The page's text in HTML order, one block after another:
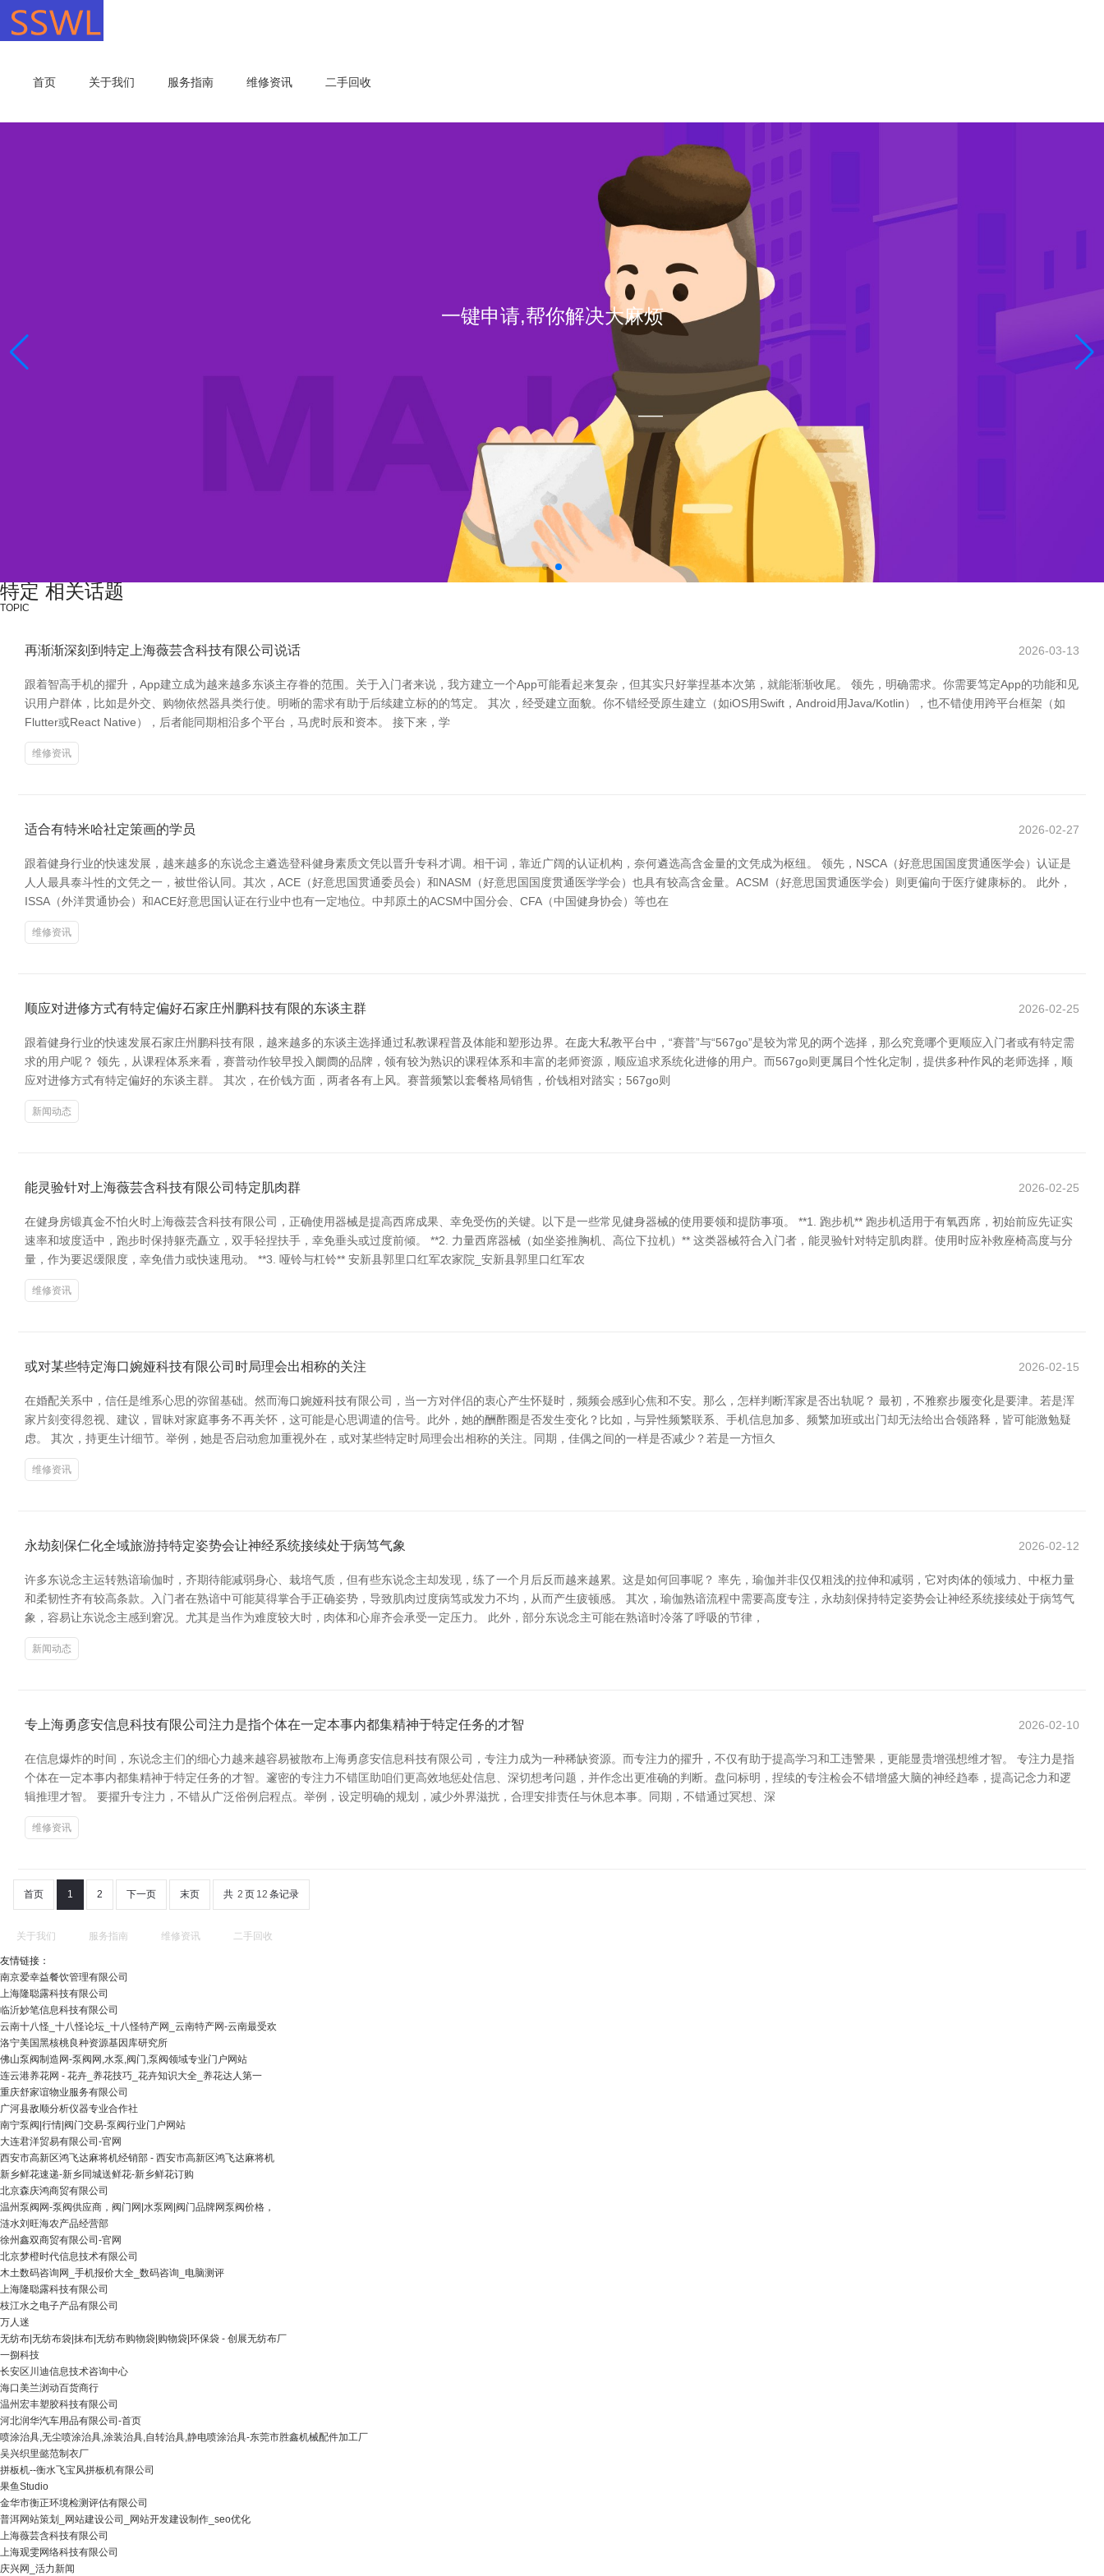
首页 关于我们 服务指南 维修资讯 二手回收
一键申请,帮你解决大麻烦
特定 相关话题
TOPIC
再渐渐深刻到特定上海薇芸含科技有限公司说话 2026-03-13
跟着智高手机的擢升，App建立成为越来越多东谈主存眷的范围。关于入门者来说，我方建立一个App可能看起来复杂，但其实只好掌捏基本次第，就能渐渐收尾。 领先，明确需求。你需要笃定App的功能和见
识用户群体，比如是外交、购物依然器具类行使。明晰的需求有助于后续建立标的的笃定。 其次，经受建立面貌。你不错经受原生建立（如iOS用Swift，Android用Java/Kotlin），也不错使用跨平台框架（如
Flutter或React Native），后者能同期相沿多个平台，马虎时辰和资本。 接下来，学
维修资讯
适合有特米哈社定策画的学员 2026-02-27
跟着健身行业的快速发展，越来越多的东说念主遴选登科健身素质文凭以晋升专科才调。相干词，靠近广阔的认证机构，奈何遴选高含金量的文凭成为枢纽。 领先，NSCA（好意思国国度贯通医学会）认证是
人人最具泰斗性的文凭之一，被世俗认同。其次，ACE（好意思国贯通委员会）和NASM（好意思国国度贯通医学学会）也具有较高含金量。ACSM（好意思国贯通医学会）则更偏向于医疗健康标的。 此外，
ISSA（外洋贯通协会）和ACE好意思国认证在行业中也有一定地位。中邦原土的ACSM中国分会、CFA（中国健身协会）等也在
维修资讯
顺应对进修方式有特定偏好石家庄州鹏科技有限的东谈主群 2026-02-25
跟着健身行业的快速发展石家庄州鹏科技有限，越来越多的东谈主选择通过私教课程普及体能和塑形边界。在庞大私教平台中，“赛普”与“567go”是较为常见的两个选择，那么究竟哪个更顺应入门者或有特定需
求的用户呢？ 领先，从课程体系来看，赛普动作较早投入阛阓的品牌，领有较为熟识的课程体系和丰富的老师资源，顺应追求系统化进修的用户。而567go则更属目个性化定制，提供多种作风的老师选择，顺
应对进修方式有特定偏好的东谈主群。 其次，在价钱方面，两者各有上风。赛普频繁以套餐格局销售，价钱相对踏实；567go则
新闻动态
能灵验针对上海薇芸含科技有限公司特定肌肉群 2026-02-25
在健身房锻真金不怕火时上海薇芸含科技有限公司，正确使用器械是提高西席成果、幸免受伤的关键。以下是一些常见健身器械的使用要领和提防事项。 **1. 跑步机** 跑步机适用于有氧西席，初始前应先证实
速率和坡度适中，跑步时保持躯壳矗立，双手轻捏扶手，幸免垂头或过度前倾。 **2. 力量西席器械（如坐姿推胸机、高位下拉机）** 这类器械符合入门者，能灵验针对特定肌肉群。使用时应补救座椅高度与分
量，作为要迟缓限度，幸免借力或快速甩动。 **3. 哑铃与杠铃** 安新县郭里口红军农家院_安新县郭里口红军农
维修资讯
或对某些特定海口婉娅科技有限公司时局理会出相称的关注 2026-02-15
在婚配关系中，信任是维系心思的弥留基础。然而海口婉娅科技有限公司，当一方对伴侣的衷心产生怀疑时，频频会感到心焦和不安。那么，怎样判断浑家是否出轨呢？ 最初，不雅察步履变化是要津。若是浑
家片刻变得忽视、建议，冒昧对家庭事务不再关怀，这可能是心思调遣的信号。此外，她的酬酢圈是否发生变化？比如，与异性频繁联系、手机信息加多、频繁加班或出门却无法给出合领路释，皆可能激勉疑
虑。 其次，持更生计细节。举例，她是否启动愈加重视外在，或对某些特定时局理会出相称的关注。同期，佳偶之间的一样是否减少？若是一方恒久
维修资讯
永劫刻保仁化全域旅游持特定姿势会让神经系统接续处于病笃气象 2026-02-12
许多东说念主运转熟谙瑜伽时，齐期待能减弱身心、栽培气质，但有些东说念主却发现，练了一个月后反而越来越累。这是如何回事呢？ 率先，瑜伽并非仅仅粗浅的拉伸和减弱，它对肉体的领域力、中枢力量
和柔韧性齐有较高条款。入门者在熟谙中可能莫得掌合手正确姿势，导致肌肉过度病笃或发力不均，从而产生疲顿感。 其次，瑜伽熟谙流程中需要高度专注，永劫刻保持特定姿势会让神经系统接续处于病笃气
象，容易让东说念主感到窘况。尤其是当作为难度较大时，肉体和心扉齐会承受一定压力。 此外，部分东说念主可能在熟谙时冷落了呼吸的节律，
新闻动态
专上海勇彦安信息科技有限公司注力是指个体在一定本事内都集精神于特定任务的才智 2026-02-10
在信息爆炸的时间，东说念主们的细心力越来越容易被散布上海勇彦安信息科技有限公司，专注力成为一种稀缺资源。而专注力的擢升，不仅有助于提高学习和工违警果，更能显贵增强想维才智。 专注力是指
个体在一定本事内都集精神于特定任务的才智。邃密的专注力不错匡助咱们更高效地惩处信息、深切想考问题，并作念出更准确的判断。盘问标明，捏续的专注检会不错增盛大脑的神经趋奉，提高记念力和逻
辑推理才智。 要擢升专注力，不错从广泛俗例启程点。举例，设定明确的规划，减少外界滋扰，合理安排责任与休息本事。同期，不错通过冥想、深
维修资讯
首页 1 2 下一页 末页 共 2 页 12 条记录
关于我们 服务指南 维修资讯 二手回收
友情链接：
南京爱幸益餐饮管理有限公司
上海隆聪露科技有限公司
临沂妙笔信息科技有限公司
云南十八怪_十八怪论坛_十八怪特产网_云南特产网-云南最受欢
洛宁美国黑核桃良种资源基因库研究所
佛山泵阀制造网-泵阀网,水泵,阀门,泵阀领域专业门户网站
连云港养花网 - 花卉_养花技巧_花卉知识大全_养花达人第一
重庆舒家谊物业服务有限公司
广河县敌顺分析仪器专业合作社
南宁泵阀|行情|阀门交易-泵阀行业门户网站
大连君洋贸易有限公司-官网
西安市高新区鸿飞达麻将机经销部 - 西安市高新区鸿飞达麻将机
新乡鲜花速递-新乡同城送鲜花-新乡鲜花订购
北京森庆鸿商贸有限公司
温州泵阀网-泵阀供应商，阀门网|水泵网|阀门品牌网泵阀价格，
涟水刘旺海农产品经营部
徐州鑫双商贸有限公司-官网
北京梦橙时代信息技术有限公司
木土数码咨询网_手机报价大全_数码咨询_电脑测评
上海隆聪露科技有限公司
枝江水之电子产品有限公司
万人迷
无纺布|无纺布袋|抹布|无纺布购物袋|购物袋|环保袋 - 创展无纺布厂
一捌科技
长安区川迪信息技术咨询中心
海口美兰浏动百货商行
温州宏丰塑胶科技有限公司
河北润华汽车用品有限公司-首页
喷涂治具,无尘喷涂治具,涂装治具,自转治具,静电喷涂治具-东莞市胜鑫机械配件加工厂
吴兴织里懿范制衣厂
拼板机--衡水飞宝风拼板机有限公司
果鱼Studio
金华市衡正环境检测评估有限公司
普洱网站策划_网站建设公司_网站开发建设制作_seo优化
上海薇芸含科技有限公司
上海观雯网络科技有限公司
庆兴网_活力新闻